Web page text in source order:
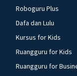
Roboguru Plus
Dafa dan Lulu
Kursus for Kids
Ruangguru for Kids
Ruangguru for